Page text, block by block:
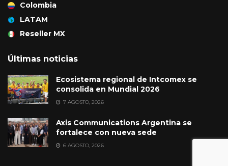
Colombia
LATAM
Reseller MX
Últimas noticias
Ecosistema regional de Intcomex se
consolida en Mundial 2026
7 AGOSTO, 2026
Axis Communications Argentina se
fortalece con nueva sede
6 AGOSTO, 2026